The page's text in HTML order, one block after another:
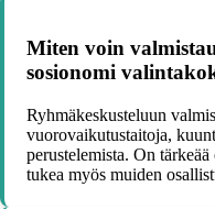
Miten voin
sosionomi
Ryhmäkeskusteluun
vuorovaikutustaitoja,
perustelemista. On
tukea myös muiden